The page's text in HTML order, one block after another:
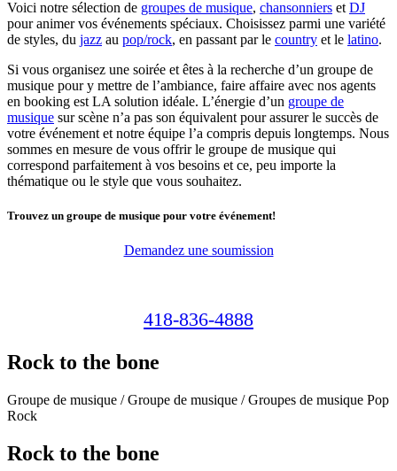
Voici notre sélection de groupes de musique, chansonniers et DJ
pour animer vos événements spéciaux. Choisissez parmi une variété
de styles, du jazz au pop/rock, en passant par le country et le latino.
Si vous organisez une soirée et êtes à la recherche d’un groupe de
musique pour y mettre de l’ambiance, faire affaire avec nos agents
en booking est LA solution idéale. L’énergie d’un groupe de
musique sur scène n’a pas son équivalent pour assurer le succès de
votre événement et notre équipe l’a compris depuis longtemps. Nous
sommes en mesure de vous offrir le groupe de musique qui
correspond parfaitement à vos besoins et ce, peu importe la
thématique ou le style que vous souhaitez.
Trouvez un groupe de musique pour votre événement!
Demandez une soumission
418-836-4888
Rock to the bone
Groupe de musique / Groupe de musique / Groupes de musique Pop
Rock
Rock to the bone